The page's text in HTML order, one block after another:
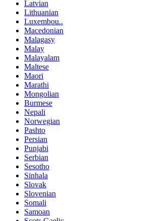
Latvian
Lithuanian
Luxembou..
Macedonian
Malagasy
Malay
Malayalam
Maltese
Maori
Marathi
Mongolian
Burmese
Nepali
Norwegian
Pashto
Persian
Punjabi
Serbian
Sesotho
Sinhala
Slovak
Slovenian
Somali
Samoan